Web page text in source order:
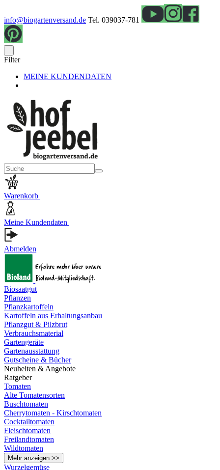
info@biogartenversand.de Tel. 039037-781
Filter
MEINE KUNDENDATEN
Warenkorb
Meine Kundendaten
Abmelden
Biosaatgut
Pflanzen
Pflanzkartoffeln
Kartoffeln aus Erhaltungsanbau
Pflanzgut & Pilzbrut
Verbrauchsmaterial
Gartengeräte
Gartenausstattung
Gutscheine & Bücher
Neuheiten & Angebote
Ratgeber
Tomaten
Alte Tomatensorten
Buschtomaten
Cherrytomaten - Kirschtomaten
Cocktailtomaten
Fleischtomaten
Freilandtomaten
Wildtomaten
Mehr anzeigen >>
Wurzelgemüse